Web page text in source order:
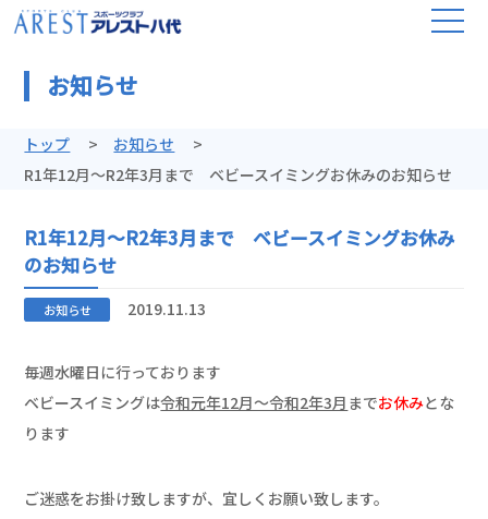
お知らせ
トップ
お知らせ
R1年12月～R2年3月まで ベビースイミングお休みのお知らせ
R1年12月～R2年3月まで ベビースイミングお休み
のお知らせ
お知らせ 2019.11.13
毎週水曜日に行っております
ベビースイミングは令和元年12月～令和2年3月 までお休みとな
ります
ご迷惑をお掛け致しますが、宜しくお願い致します。